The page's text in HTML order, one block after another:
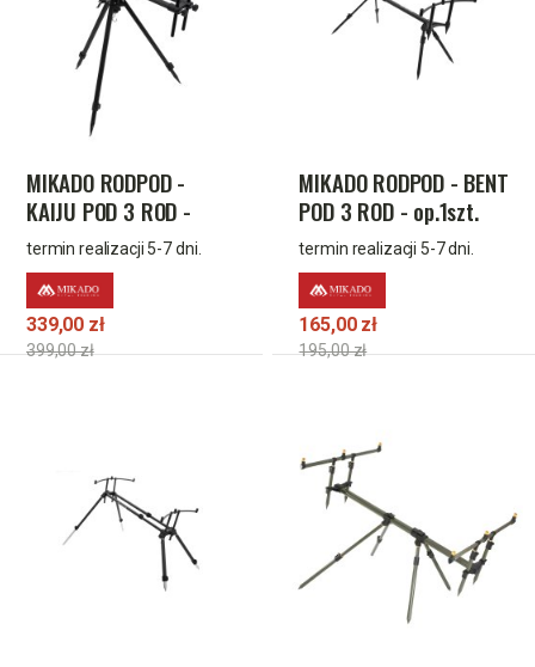
MIKADO RODPOD -
KAIJU POD 3 ROD -
op.1szt.
termin realizacji 5-7 dni.
339,00 zł
399,00 zł
MIKADO RODPOD - BENT
POD 3 ROD - op.1szt.
termin realizacji 5-7 dni.
165,00 zł
195,00 zł